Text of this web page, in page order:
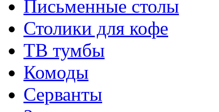
Письменные столы
Столики для кофе
ТВ тумбы
Комоды
Серванты